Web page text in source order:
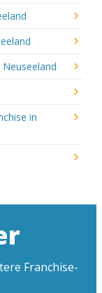
in
Franchise-